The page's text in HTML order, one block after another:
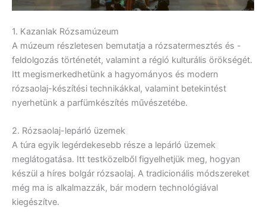
1. Kazanlak Rózsamúzeum
A múzeum részletesen bemutatja a rózsatermesztés és -
feldolgozás történetét, valamint a régió kulturális örökségét.
Itt megismerkedhetünk a hagyományos és modern
rózsaolaj-készítési technikákkal, valamint betekintést
nyerhetünk a parfümkészítés művészetébe.
2. Rózsaolaj-lepárló üzemek
A túra egyik legérdekesebb része a lepárló üzemek
meglátogatása. Itt testközelből figyelhetjük meg, hogyan
készül a híres bolgár rózsaolaj. A tradicionális módszereket
még ma is alkalmazzák, bár modern technológiával
kiegészítve.